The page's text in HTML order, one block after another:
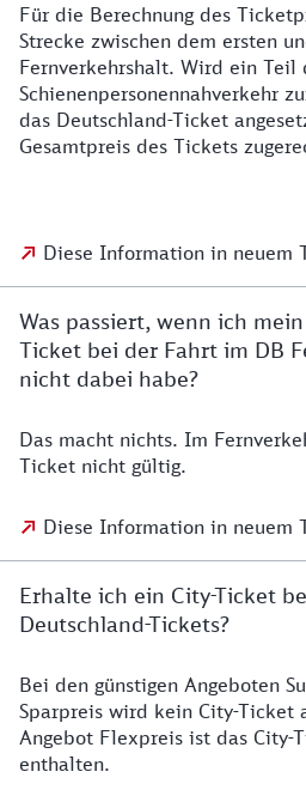
Für die Berechnung des
Strecke zwischen dem ersten
Fernverkehrshalt. Wird ein Teil
Schienenpersonennahverkehr
das Deutschland-Ticket
Gesamtpreis des Tickets
Diese Information in neuem
Was passiert, wenn ich
Ticket bei der Fahrt im DB
nicht dabei habe?
Das macht nichts. Im
Ticket nicht gültig.
Diese Information in neuem
Erhalte ich ein City-Ticket
Deutschland-Tickets?
Bei den günstigen Angeboten
Sparpreis wird kein City-Ticket
Angebot Flexpreis ist das City-
enthalten.